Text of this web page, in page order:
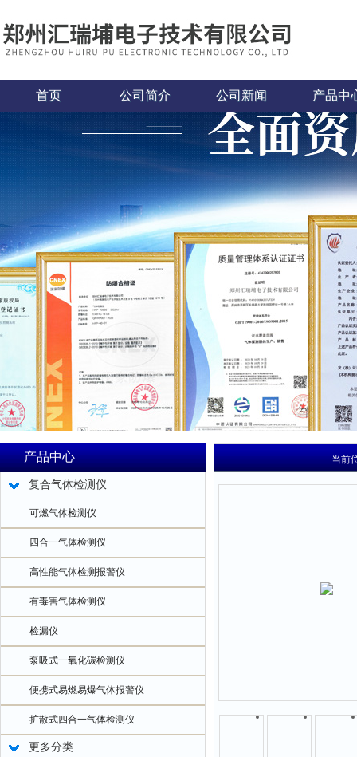
首页 公司简介 公司新闻 产品中
产品中心
复合气体检测仪
可燃气体检测仪
四合一气体检测仪
高性能气体检测报警仪
有毒害气体检测仪
检漏仪
泵吸式一氧化碳检测仪
便携式易燃易爆气体报警仪
扩散式四合一气体检测仪
更多分类
当前